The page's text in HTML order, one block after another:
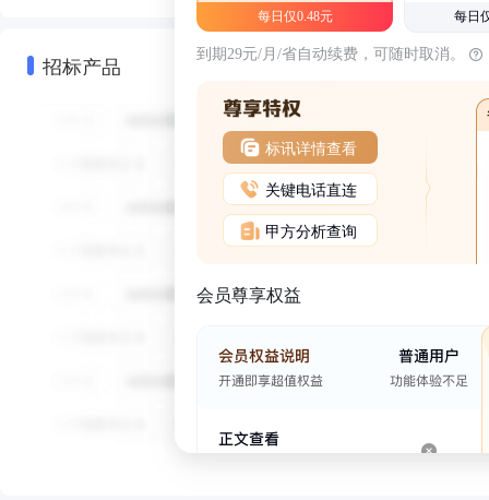
招标产品
每日仅0.48元 每日
到期29元/月/省自动续费，可随时取消。
标讯详情查看
关键电话直连
甲方分析查询
会员尊享权益